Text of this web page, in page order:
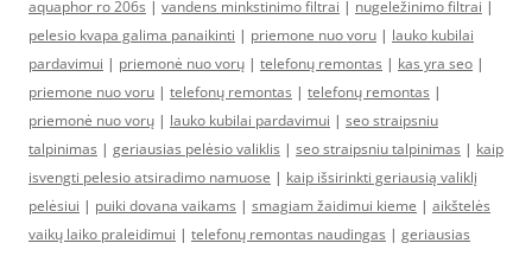
aquaphor ro 206s | vandens minkstinimo filtrai | nugeležinimo filtrai |
pelesio kvapa galima panaikinti | priemone nuo voru | lauko kubilai
pardavimui | priemonė nuo vorų | telefonų remontas | kas yra seo |
priemone nuo voru | telefonų remontas | telefonų remontas |
priemonė nuo vorų | lauko kubilai pardavimui | seo straipsniu
talpinimas | geriausias pelėsio valiklis | seo straipsniu talpinimas | kaip
isvengti pelesio atsiradimo namuose | kaip išsirinkti geriausią valiklį
pelėsiui | puiki dovana vaikams | smagiam žaidimui kieme | aikštelės
vaikų laiko praleidimui | telefonų remontas naudingas | geriausias